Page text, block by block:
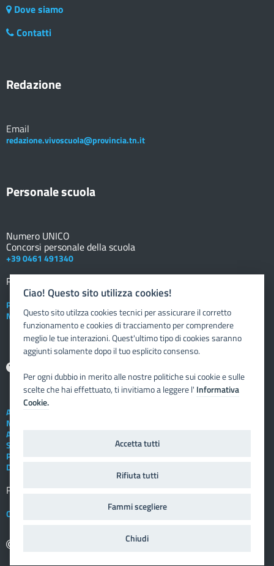
Dove siamo
Contatti
Redazione
Email
redazione.vivoscuola@provincia.tn.it
Personale scuola
Numero UNICO
Concorsi personale della scuola
+39 0461 491340
Registro elettronico
Posta elettronica istituzionale
Nuovo sportello dipendente
Assistenza tecnica
Note legali
Albo telematico
Social Media Policy
Privacy
Dichiarazione di accessibilità
Registro elettronico
Crediti
copyright: 2009 - 2025 Vivoscuola
Ciao! Questo sito utilizza cookies!
Questo sito utilzza cookies tecnici per assicurare il corretto
funzionamento e cookies di tracciamento per comprendere
meglio le tue interazioni. Quest'ultimo tipo di cookies saranno
aggiunti solamente dopo il tuo esplicito consenso.
Per ogni dubbio in merito alle nostre politiche sui cookie e sulle
scelte che hai effettuato, ti invitiamo a leggere l' Informativa
Cookie.
Accetta tutti
Rifiuta tutti
Fammi scegliere
Chiudi